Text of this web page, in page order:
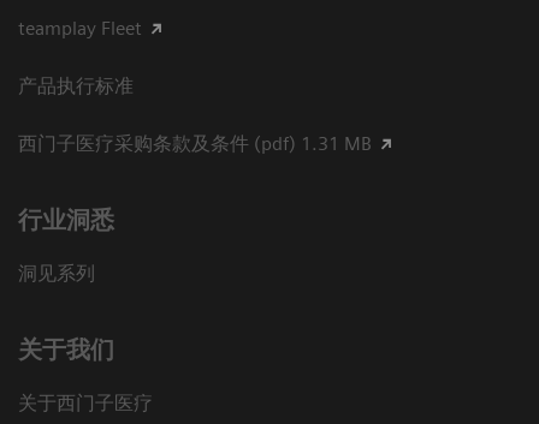
teamplay Fleet
产品执行标准
西门子医疗采购条款及条件 (pdf) 1.31 MB
行业洞悉
洞见系列
关于我们
关于西门子医疗